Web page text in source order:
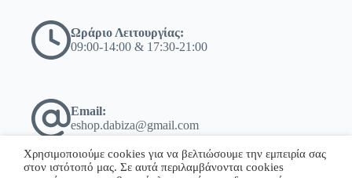
Ωράριο Λειτουργίας:
09:00-14:00 & 17:30-21:00
Email:
eshop.dabiza@gmail.com
Χρησιμοποιούμε cookies για να βελτιώσουμε την εμπειρία σας
στον ιστότοπό μας. Σε αυτά περιλαμβάνονται cookies